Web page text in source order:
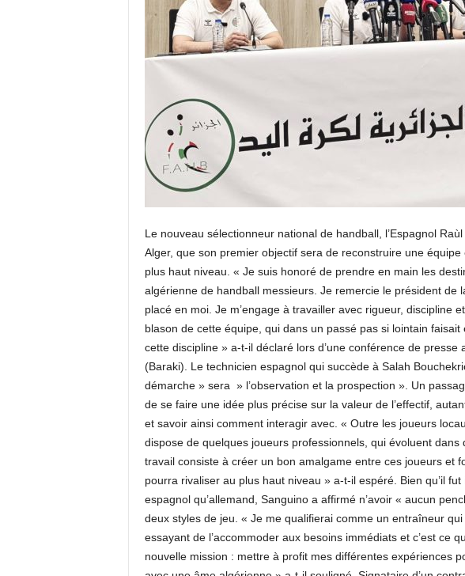
Le nouveau sélectionneur national de handball, l’Espagnol
Alger, que son premier objectif sera de reconstruire une
plus haut niveau. « Je suis honoré de prendre en main les
algérienne de handball messieurs. Je remercie le président de
placé en moi. Je m’engage à travailler avec rigueur, discipline
blason de cette équipe, qui dans un passé pas si lointain
cette discipline » a-t-il déclaré lors d’une conférence de presse
(Baraki). Le technicien espagnol qui succède à Salah
démarche » sera » l’observation et la prospection ». Un
de se faire une idée plus précise sur la valeur de l’effectif,
et savoir ainsi comment interagir avec. « Outre les joueurs
dispose de quelques joueurs professionnels, qui évoluent dans
travail consiste à créer un bon amalgame entre ces joueurs et
pourra rivaliser au plus haut niveau » a-t-il espéré. Bien qu’il
espagnol qu’allemand, Sanguino a affirmé n’avoir « aucun
deux styles de jeu. « Je me qualifierai comme un entraîneur
essayant de l’accommoder aux besoins immédiats et c’est ce
nouvelle mission : mettre à profit mes différentes expériences